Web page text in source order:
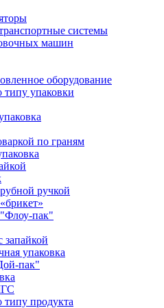
системы
машин
оборудование
типу упаковки
по граням
ручкой
пак"
запайкой
упаковка
пак"
продукта